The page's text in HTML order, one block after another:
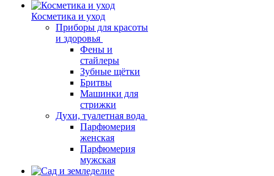
Косметика и уход
Приборы для красоты
и здоровья
Фены и
стайлеры
Зубные щётки
Бритвы
Машинки для
стрижки
Духи, туалетная вода
Парфюмерия
женская
Парфюмерия
мужская